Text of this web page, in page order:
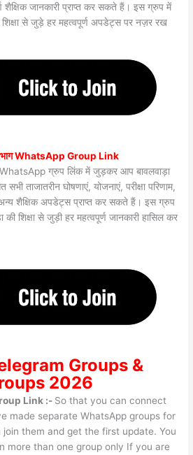
शैक्षिक जानकारी प्राप्त कर सकते हैं। इस ग्रुप में
शिक्षा से जुड़े हर महत्वपूर्ण अपडेट्स पर नज़र रख
विभाग WhatsApp Group Link
WhatsApp ग्रुप लिंक में जुड़कर आप बावलवाड़ा
ताजातरीन घोषणाएं, योजनाएं, परीक्षा परिणाम,
अन्य शैक्षिक अपडेट्स प्राप्त कर सकते हैं। इस ग्रुप
शिक्षा से जुड़ी हर महत्वपूर्ण जानकारी हासिल कर
Groups &
2026
Link :- So that you can connect
made separate WhatsApp groups for
them and get the first update. You
more than one group only If you are